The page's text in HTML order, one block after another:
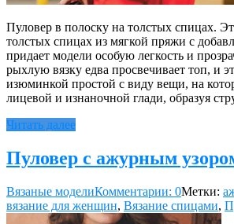
Пуловер в полоску на толстых спицах.
толстых спицах из мягкой пряжи с
придает модели особую легкость и
рыхлую вязку едва просвечивает топ, и
изюминкой простой с виду вещи, на
лицевой и изнаночной глади, образуя
Читать далее
Пуловер с ажурным
Вязаные моделиКомментарии: 0Метки:
вязание для женщин, Вязание спицами,